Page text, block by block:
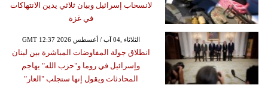
لانسحاب إسرائيل وبيان ثلاثي يدين الانتهاكات
في غزة
GMT 12:37 2026 الثلاثاء ,04 آب / أغسطس
انطلاق جولة المفاوضات المباشرة بين لبنان
وإسرائيل في روما و"حزب الله" يهاجم
المحادثات ويقول إنها ستجلب "العار"